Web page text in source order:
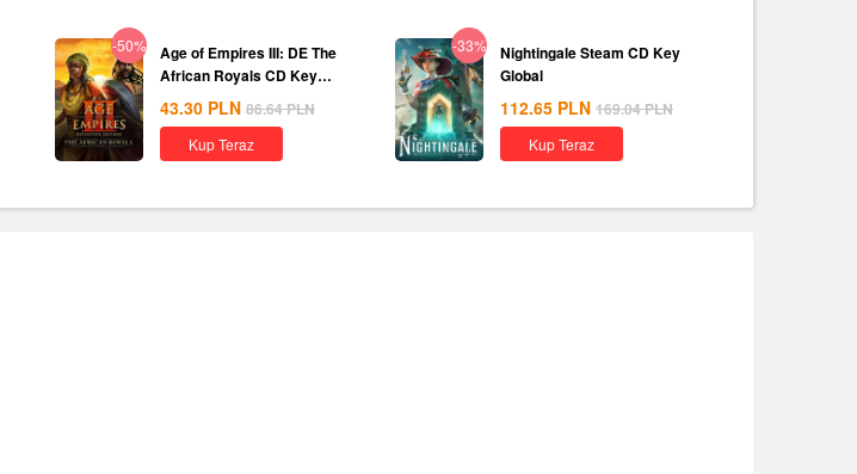
-50%
Age of Empires III: DE The
African Royals CD Key
Global
43.30 PLN 86.64PLN
Kup Teraz
-33%
Nightingale Steam CD Key
Global
112.65 PLN 169.04PLN
Kup Teraz